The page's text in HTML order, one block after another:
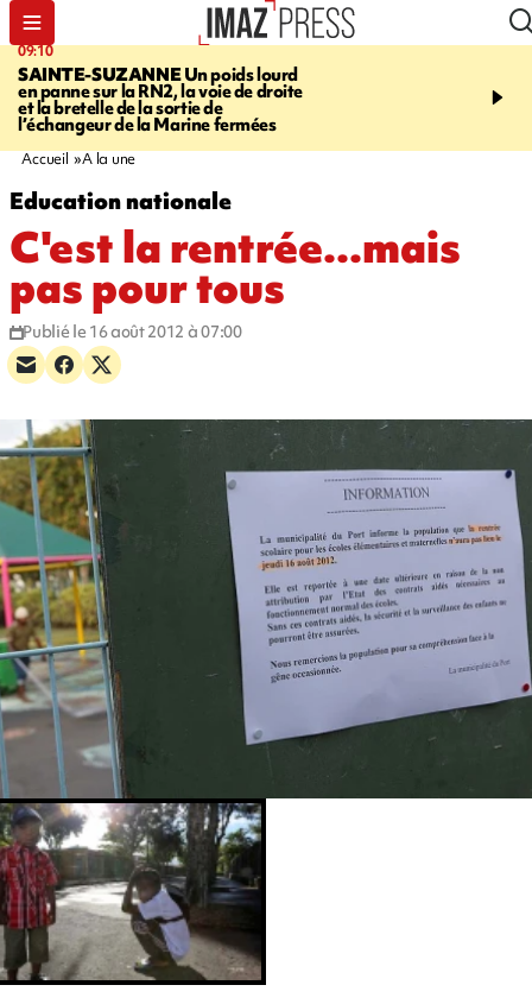
09:10
SAINTE-SUZANNEUn poids lourd
en panne sur la RN2, la voie de droite
et la bretelle de la sortie de
l’échangeur de la Marine fermées
11:22
DÉSTABILISATION
la présidentielle, les
Accueil A la une
Education nationale
C'est la rentrée...mais
pas pour tous
Publié le 16 août 2012 à 07:00